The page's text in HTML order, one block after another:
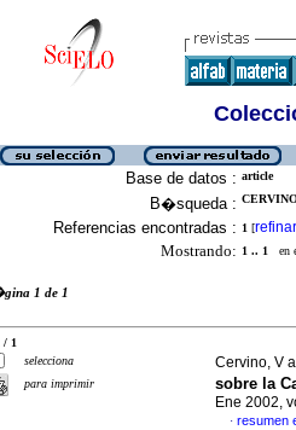
Base de datos : article
B�squeda :
Referencias encontradas : 1 [refinar
Mostrando: 1 .. 1 en
1 de 1
/ 1
selecciona
para imprimir
Cervino, V
sobre la
Ene 2002,
· resumen